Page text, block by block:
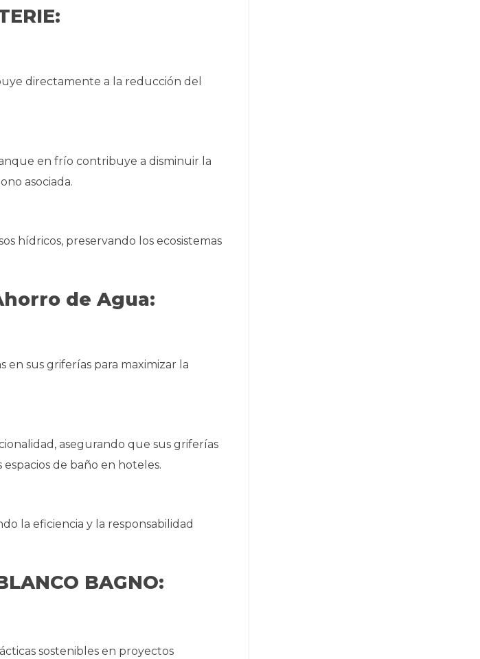
directamente a la reducción del
en frío contribuye a disminuir la
asociada.
hídricos, preservando los ecosistemas
de Agua:
en sus griferías para maximizar la
asegurando que sus griferías
de baño en hoteles.
la eficiencia y la responsabilidad
BAGNO:
sostenibles en proyectos